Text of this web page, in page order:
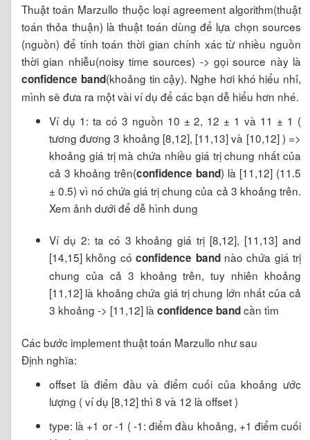
Thuật toán Marzullo thuộc loại agreement algorithm(thuật
toán thỏa thuận) là thuật toán dùng để lựa chọn sources
(nguồn) để tính toán thời gian chính xác từ nhiều nguồn
thời gian nhiễu(noisy time sources) -> gọi source này là
confidence band(khoảng tin cậy). Nghe hơi khó hiểu nhỉ,
mình sẽ đưa ra một vài ví dụ để các bạn dễ hiểu hơn nhé.
Ví dụ 1: ta có 3 nguồn 10 ± 2, 12 ± 1 và 11 ± 1 (
tương đương 3 khoảng [8,12], [11,13] và [10,12] ) =>
khoảng giá trị mà chứa nhiều giá trị chung nhất của
cả 3 khoảng trên(confidence band) là [11,12] (11.5
± 0.5) vì nó chứa giá trị chung của cả 3 khoảng trên.
Xem ảnh dưới để dễ hình dung
Ví dụ 2: ta có 3 khoảng giá trị [8,12], [11,13] and
[14,15] không cóconfidence bandnào chứa giá trị
chung của cả 3 khoảng trên, tuy nhiên khoảng
[11,12] là khoảng chứa giá trị chung lớn nhất của cả
3 khoảng -> [11,12] là confidence bandcần tìm
Các bước implement thuật toán Marzullo như sau
Định nghĩa:
offset là điểm đầu và điểm cuối của khoảng ước
lượng ( ví dụ [8,12] thì 8 và 12 là offset )
type: là +1 or -1 ( -1: điểm đầu khoảng, +1 điểm cuối